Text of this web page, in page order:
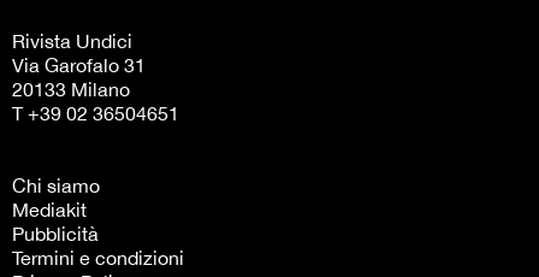
Rivista Undici
Via Garofalo 31
20133 Milano
T +39 02 36504651
Chi siamo
Mediakit
Pubblicità
Termini e condizioni